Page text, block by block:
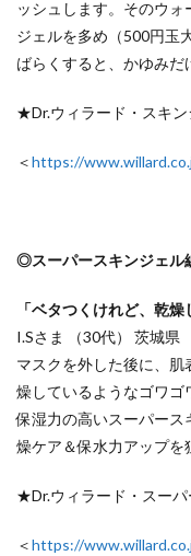
ッシュします。そのウ
ジェルを多め（500円玉
ばらくすると、 かゆみだ
★Dr.ウィラード・スキ
＜https://
◎スーパースキンジェル
「ベタつくけれど、乾燥
I.Sさま （30代） 茨城県
マスクを外した後に、
燥しているようなゴワゴ
保湿力の高いスーパー
燥ケア＆保水力アップを
★Dr.ウィラード・スー
＜https://